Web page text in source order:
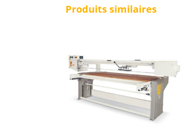
Produits similaires